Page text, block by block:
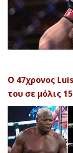
Ο 47χρονος
του σε μόλις